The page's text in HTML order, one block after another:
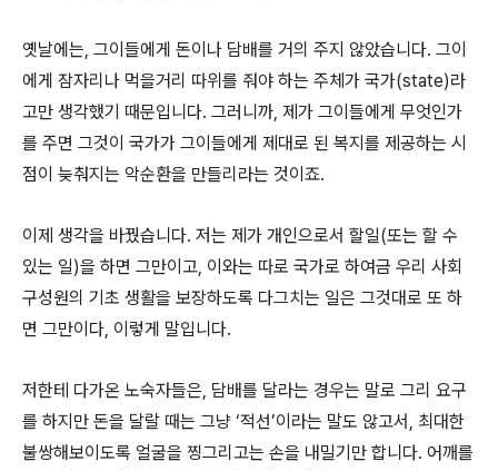
옛날에는, 그이들에게 돈이나 담배를 거의 주지 않았습니다. 그이
에게 잠자리나 먹을거리 따위를 줘야 하는 주체가 국가(state)라
고만 생각했기 때문입니다. 그러니까, 제가 그이들에게 무엇인가
를 주면 그것이 국가가 그이들에게 제대로 된 복지를 제공하는 시
점이 늦춰지는 악순환을 만들리라는 것이죠.
이제 생각을 바꿨습니다. 저는 제가 개인으로서 할일(또는 할 수
있는 일)을 하면 그만이고, 이와는 따로 국가로 하여금 우리 사회
구성원의 기초 생활을 보장하도록 다그치는 일은 그것대로 또 하
면 그만이다, 이렇게 말입니다.
저한테 다가온 노숙자들은, 담배를 달라는 경우는 말로 그리 요구
를 하지만 돈을 달랄 때는 그냥 ‘적선’이라는 말도 않고서, 최대한
불쌍해보이도록 얼굴을 찡그리고는 손을 내밀기만 합니다. 어깨를